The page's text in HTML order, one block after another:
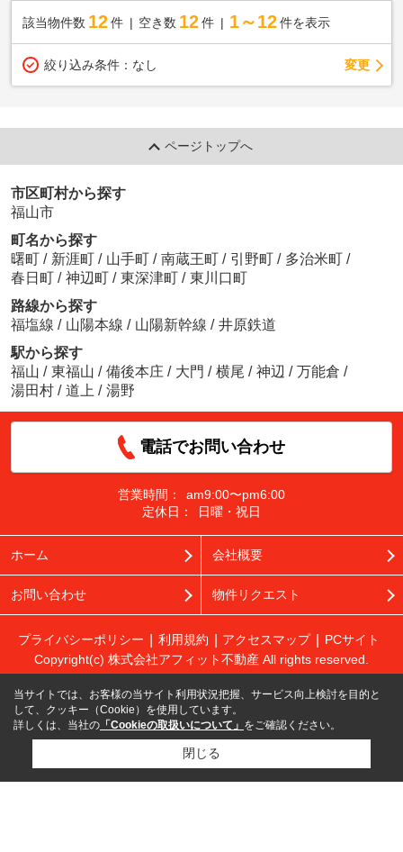
該当物件数 12件 空き数 12 件 1～12 件を表示
絞り込み条件： なし 変更
ページトップへ
市区町村から探す
福山市
町名から探す
曙町 / 新涯町 / 山手町 / 南蔵王町 / 引野町 / 多治米町 /
春日町 / 神辺町 / 東深津町 / 東川口町
路線から探す
福塩線 / 山陽本線 / 山陽新幹線 / 井原鉄道
駅から探す
福山 / 東福山 / 備後本庄 / 大門 / 横尾 / 神辺 / 万能倉 /
湯田村 / 道上 / 湯野
電話でお問い合わせ
営業時間：
am9:00〜pm6:00
定休日：
日曜・祝日
ホーム 会社概要
お問い合わせ 物件リクエスト
プライバシーポリシー 利用規約 アクセスマップ
PCサイト
Copyright(c) 株式会社アフィット不動産 All rights reserved.
当サイトでは、お客様の当サイト利用状況把握、サービス向上検討を目的と
して、クッキー（Cookie）を使用しています。
詳しくは、当社の 「Cookieの取扱いについて」 をご確認ください。
閉じる